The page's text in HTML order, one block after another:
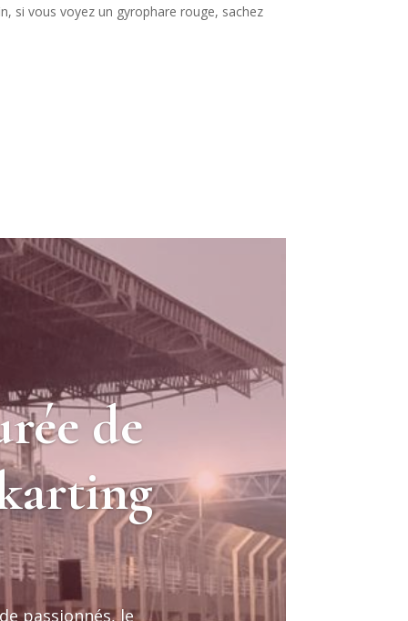
si vous voyez un gyrophare rouge, sachez
de
passionnés, le